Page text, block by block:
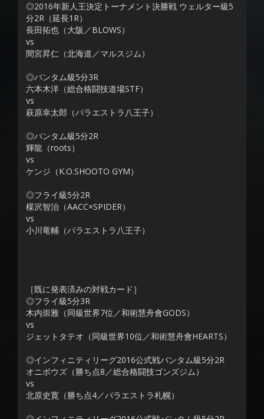
◎2016年新人王決定トーナメント決勝戦 ウェルター級5
分2R（延長1R）
長田拓也（大阪／BLOWS）
vs
間宮昇仁（北海道／マルスジム）
◎バンタム級5分3R
六本木洋（総合格闘技道場STF）
vs
萩原幸太郎（パラエストラ八王子）
◎バンタム級5分2R
輝龍（roots）
vs
ケンジ（K.O.SHOOTO GYM）
◎フライ級5分2R
楳沢智治（AACC×SPIDER）
vs
小川竜輔（パラエストラ八王子）
［既に発表済みの対戦カード］
◎フライ級5分3R
木内崇雅（同級世界7位／和術慧舟會GODS）
vs
ジェットタテオ（同級世界10位／和術慧舟會HEARTS）
◎インフィニティリーグ2016公式戦バンタム級5分2R
オニボウズ（勝ち点8／総合格闘技ゴンズジム）
vs
北原史寛（勝ち点4／パラエストラ札幌）